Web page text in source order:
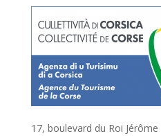
17, boulevard du Roi Jérôme